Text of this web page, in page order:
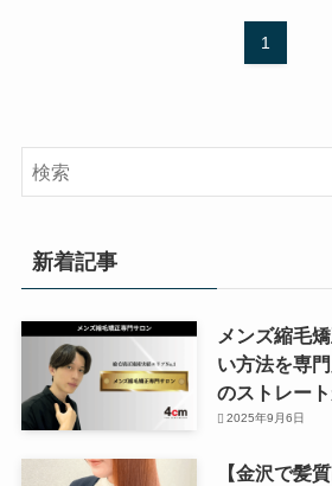
1
新着記事
メンズ縮毛
い方法を専
のストレー
2025年9月6日
【金沢で髪